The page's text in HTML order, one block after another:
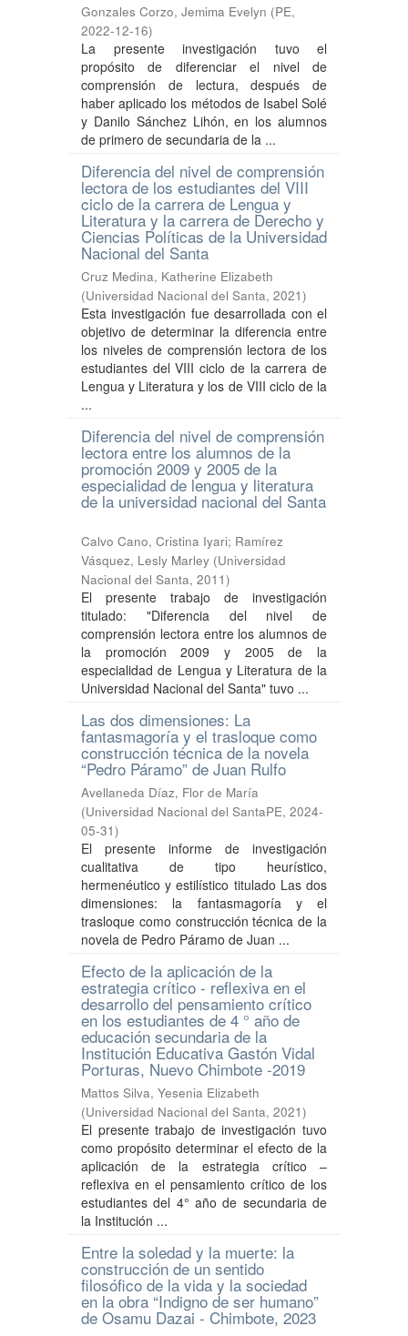
Gonzales Corzo, Jemima Evelyn (PE,
2022-12-16)
La presente investigación tuvo el
propósito de diferenciar el nivel de
comprensión de lectura, después de
haber aplicado los métodos de Isabel Solé
y Danilo Sánchez Lihón, en los alumnos
de primero de secundaria de la ...
Diferencia del nivel de comprensión
lectora de los estudiantes del VIII
ciclo de la carrera de Lengua y
Literatura y la carrera de Derecho y
Ciencias Políticas de la Universidad
Nacional del Santa
Cruz Medina, Katherine Elizabeth
(Universidad Nacional del Santa, 2021)
Esta investigación fue desarrollada con el
objetivo de determinar la diferencia entre
los niveles de comprensión lectora de los
estudiantes del VIII ciclo de la carrera de
Lengua y Literatura y los de VIII ciclo de la
...
Diferencia del nivel de comprensión
lectora entre los alumnos de la
promoción 2009 y 2005 de la
especialidad de lengua y literatura
de la universidad nacional del Santa
Calvo Cano, Cristina Iyari; Ramírez
Vásquez, Lesly Marley (Universidad
Nacional del Santa, 2011)
El presente trabajo de investigación
titulado: "Diferencia del nivel de
comprensión lectora entre los alumnos de
la promoción 2009 y 2005 de la
especialidad de Lengua y Literatura de la
Universidad Nacional del Santa" tuvo ...
Las dos dimensiones: La
fantasmagoría y el trasloque como
construcción técnica de la novela
“Pedro Páramo” de Juan Rulfo
Avellaneda Díaz, Flor de María
(Universidad Nacional del SantaPE, 2024-
05-31)
El presente informe de investigación
cualitativa de tipo heurístico,
hermenéutico y estilístico titulado Las dos
dimensiones: la fantasmagoría y el
trasloque como construcción técnica de la
novela de Pedro Páramo de Juan ...
Efecto de la aplicación de la
estrategia crítico - reflexiva en el
desarrollo del pensamiento crítico
en los estudiantes de 4 ° año de
educación secundaria de la
Institución Educativa Gastón Vidal
Porturas, Nuevo Chimbote -2019
Mattos Silva, Yesenia Elizabeth
(Universidad Nacional del Santa, 2021)
El presente trabajo de investigación tuvo
como propósito determinar el efecto de la
aplicación de la estrategia crítico –
reflexiva en el pensamiento crítico de los
estudiantes del 4° año de secundaria de
la Institución ...
Entre la soledad y la muerte: la
construcción de un sentido
filosófico de la vida y la sociedad
en la obra “Indigno de ser humano”
de Osamu Dazai - Chimbote, 2023